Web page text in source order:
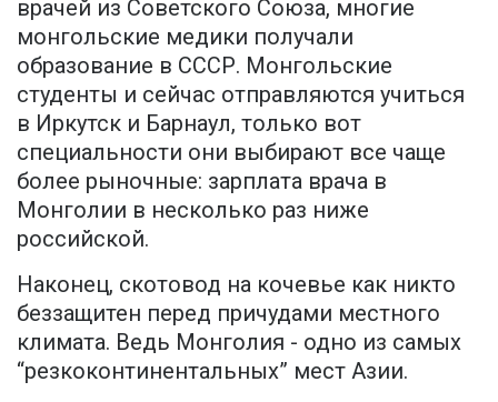
врачей из Советского Союза, многие
монгольские медики получали
образование в СССР. Монгольские
студенты и сейчас отправляются учиться
в Иркутск и Барнаул, только вот
специальности они выбирают все чаще
более рыночные: зарплата врача в
Монголии в несколько раз ниже
российской.
Наконец, скотовод на кочевье как никто
беззащитен перед причудами местного
климата. Ведь Монголия - одно из самых
“резкоконтинентальных” мест Азии.